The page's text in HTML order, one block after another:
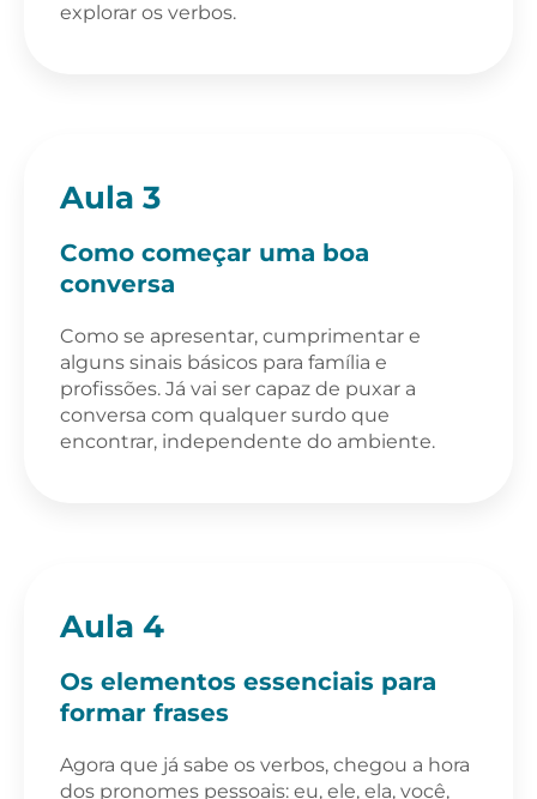
explorar os verbos.
Aula 3
Como começar uma boa
conversa
Como se apresentar, cumprimentar e
alguns sinais básicos para família e
profissões. Já vai ser capaz de puxar a
conversa com qualquer surdo que
encontrar, independente do ambiente.
Aula 4
Os elementos essenciais para
formar frases
Agora que já sabe os verbos, chegou a hora
dos pronomes pessoais: eu, ele, ela, você,